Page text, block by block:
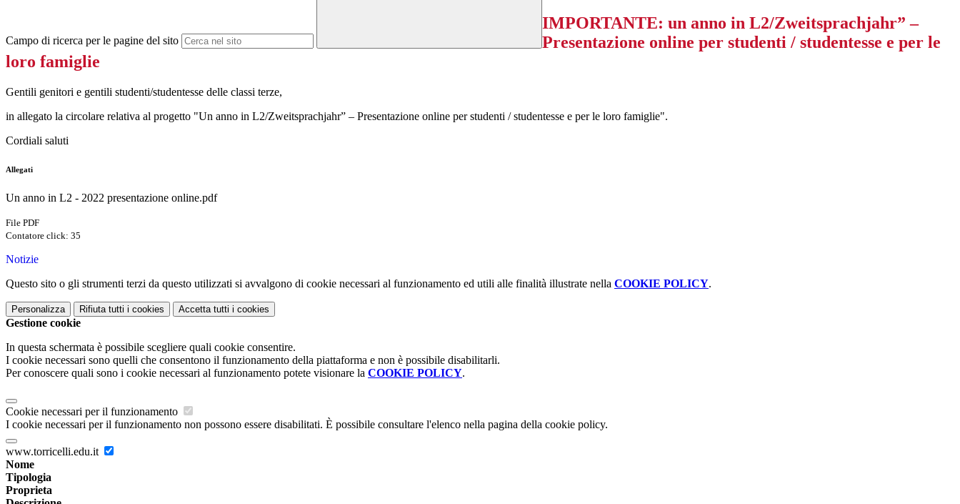
Campo di ricerca per le pagine del sito
IMPORTANTE: un anno in L2/Zweitsprachjahr” –
Presentazione online per studenti / studentesse e per le
loro famiglie
Gentili genitori e gentili studenti/studentesse delle classi terze,
in allegato la circolare relativa al progetto "Un anno in L2/Zweitsprachjahr” – Presentazione online per studenti / studentesse e per le loro famiglie".
Cordiali saluti
Allegati
Un anno in L2 - 2022 presentazione online.pdf
File PDF
Contatore click: 35
Notizie
Questo sito o gli strumenti terzi da questo utilizzati si avvalgono di cookie necessari al funzionamento ed utili alle finalità illustrate nella COOKIE POLICY.
Personalizza Rifiuta tutti i cookies Accetta tutti i cookies
Gestione cookie
In questa schermata è possibile scegliere quali cookie consentire.
I cookie necessari sono quelli che consentono il funzionamento della piattaforma e non è possibile disabilitarli.
Per conoscere quali sono i cookie necessari al funzionamento potete visionare la COOKIE POLICY.
Cookie necessari per il funzionamento
I cookie necessari per il funzionamento non possono essere disabilitati. È possibile consultare l'elenco nella pagina della cookie policy.
www.torricelli.edu.it
Nome
Tipologia
Proprieta